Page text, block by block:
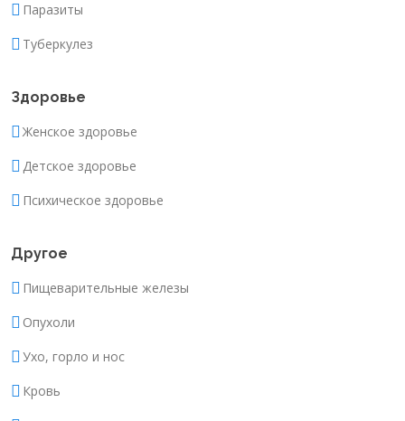
Паразиты
Туберкулез
Здоровье
Женское здоровье
Детское здоровье
Психическое здоровье
Другое
Пищеварительные железы
Опухоли
Ухо, горло и нос
Кровь